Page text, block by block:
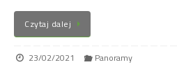
Czytaj dalej
23/02/2021 Panoramy